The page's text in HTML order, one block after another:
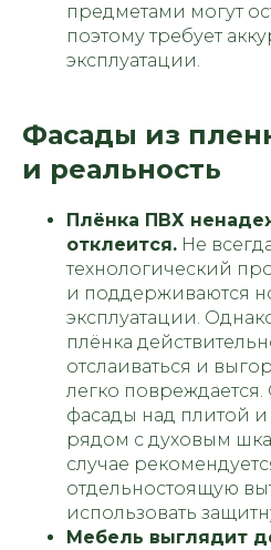
предметами могут
поэтому требует
эксплуатации.
Фасады из
и реальность
Плёнка ПВХ
отклеится. Не
технологический
и поддерживаются
эксплуатации.
плёнка
отслаиваться и
легко
фасады над плитой
рядом с духовым
случае
отдельностоящую
использовать
Мебель выглядит